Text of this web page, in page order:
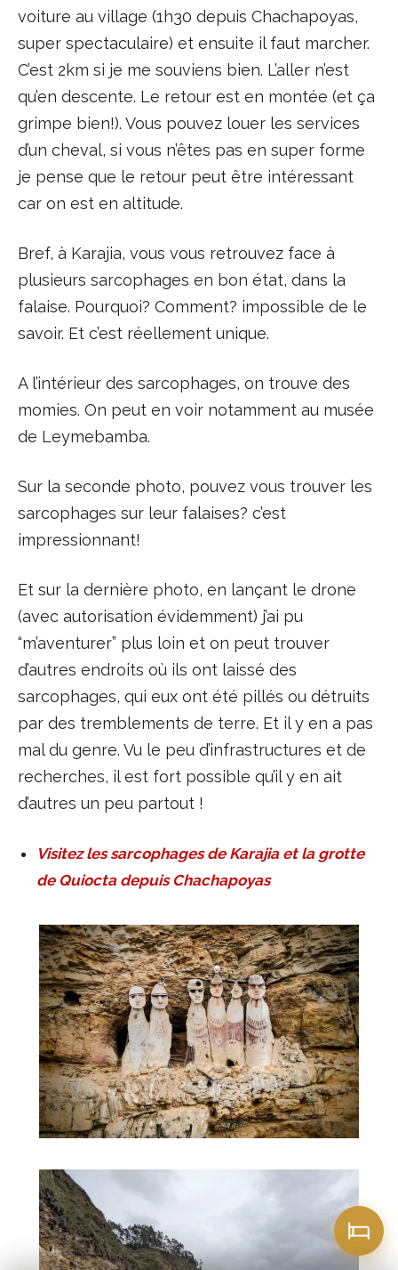
voiture au village (1h30 depuis Chachapoyas,
super spectaculaire) et ensuite il faut marcher.
C’est 2km si je me souviens bien. L’aller n’est
qu’en descente. Le retour est en montée (et ça
grimpe bien!). Vous pouvez louer les services
d’un cheval, si vous n’êtes pas en super forme
je pense que le retour peut être intéressant
car on est en altitude.
Bref, à Karajia, vous vous retrouvez face à
plusieurs sarcophages en bon état, dans la
falaise. Pourquoi? Comment? impossible de le
savoir. Et c’est réellement unique.
A l’intérieur des sarcophages, on trouve des
momies. On peut en voir notamment au musée
de Leymebamba.
Sur la seconde photo, pouvez vous trouver les
sarcophages sur leur falaises? c’est
impressionnant!
Et sur la dernière photo, en lançant le drone
(avec autorisation évidemment) j’ai pu
“m’aventurer” plus loin et on peut trouver
d’autres endroits où ils ont laissé des
sarcophages, qui eux ont été pillés ou détruits
par des tremblements de terre. Et il y en a pas
mal du genre. Vu le peu d’infrastructures et de
recherches, il est fort possible qu’il y en ait
d’autres un peu partout !
Visitez les sarcophages de Karajia et la grotte
de Quiocta depuis Chachapoyas